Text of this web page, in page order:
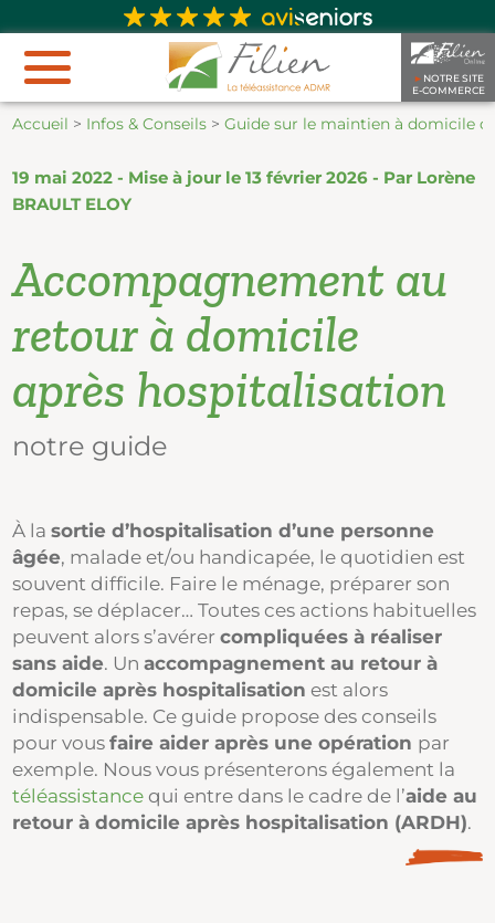
► NOTRE SITE
E-COMMERCE
Accueil > Infos & Conseils >Guide sur le maintien à domicile
19 mai 2022 - Mise à jour le 13 février 2026 - Par Lorène
BRAULT ELOY
Accompagnement au
retour à domicile
après hospitalisation
notre guide
À lasortie d’hospitalisation d’une personne
âgée, malade et/ou handicapée, le quotidien est
souvent difficile. Faire le ménage, préparer son
repas, se déplacer… Toutes ces actions habituelles
peuvent alors s’avérercompliquées à réaliser
sans aide. Unaccompagnement au retour à
domicile après hospitalisation est alors
indispensable. Ce guide propose des conseils
pour vousfaire aider après une opération par
exemple. Nous vous présenterons également la
téléassistance qui entre dans le cadre de l’aide au
retour à domicile après hospitalisation (ARDH).